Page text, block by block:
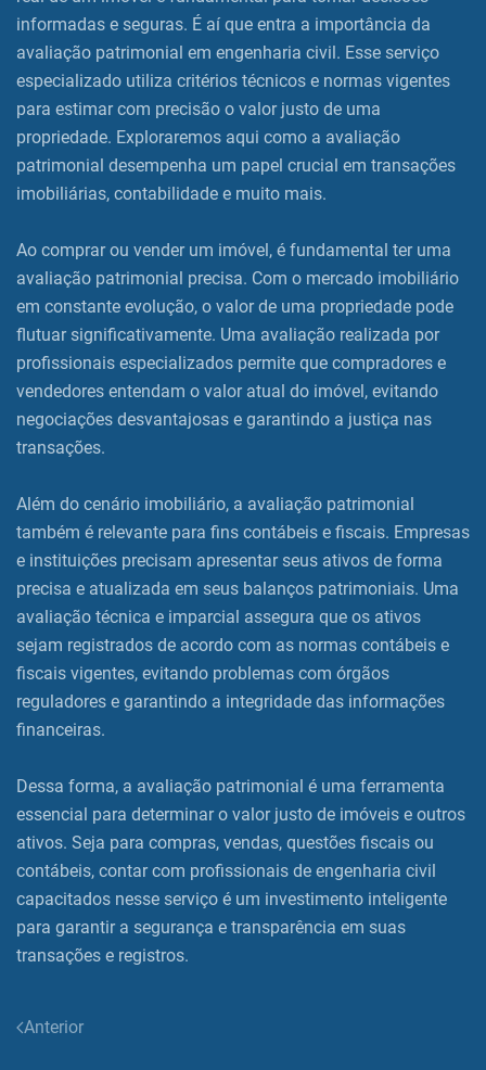
informadas e seguras. É aí que entra a importância da
avaliação patrimonial em engenharia civil. Esse serviço
especializado utiliza critérios técnicos e normas vigentes
para estimar com precisão o valor justo de uma
propriedade. Exploraremos aqui como a avaliação
patrimonial desempenha um papel crucial em transações
imobiliárias, contabilidade e muito mais.
Ao comprar ou vender um imóvel, é fundamental ter uma
avaliação patrimonial precisa. Com o mercado imobiliário
em constante evolução, o valor de uma propriedade pode
flutuar significativamente. Uma avaliação realizada por
profissionais especializados permite que compradores e
vendedores entendam o valor atual do imóvel, evitando
negociações desvantajosas e garantindo a justiça nas
transações.
Além do cenário imobiliário, a avaliação patrimonial
também é relevante para fins contábeis e fiscais. Empresas
e instituições precisam apresentar seus ativos de forma
precisa e atualizada em seus balanços patrimoniais. Uma
avaliação técnica e imparcial assegura que os ativos
sejam registrados de acordo com as normas contábeis e
fiscais vigentes, evitando problemas com órgãos
reguladores e garantindo a integridade das informações
financeiras.
Dessa forma, a avaliação patrimonial é uma ferramenta
essencial para determinar o valor justo de imóveis e outros
ativos. Seja para compras, vendas, questões fiscais ou
contábeis, contar com profissionais de engenharia civil
capacitados nesse serviço é um investimento inteligente
para garantir a segurança e transparência em suas
transações e registros.
Anterior